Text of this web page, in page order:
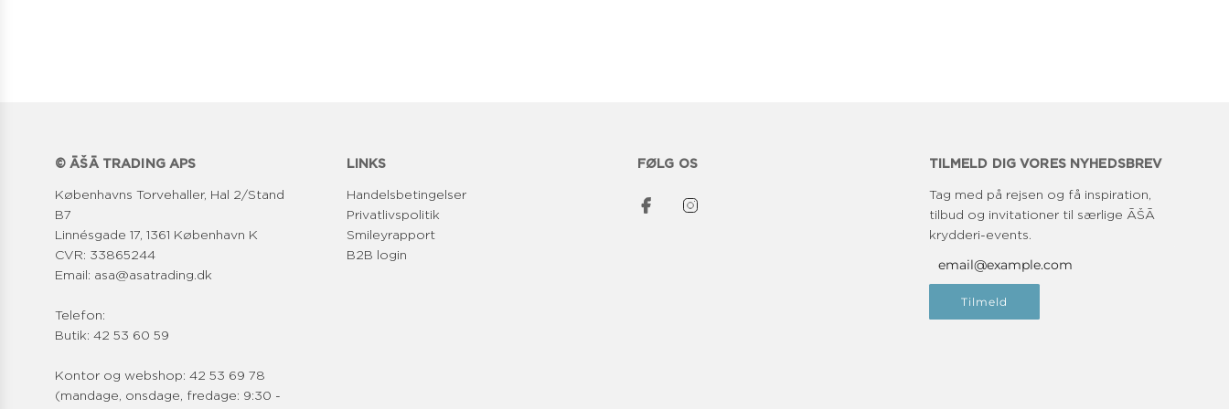
© ĀŠĀ TRADING APS
Københavns Torvehaller, Hal 2/Stand
B7
Linnésgade 17, 1361 København K
CVR: 33865244
Email: asa@asatrading.dk
Telefon:
Butik: 42 53 60 59
Kontor og webshop: 42 53 69 78
(mandage, onsdage, fredage: 9:30 -
LINKS
Handelsbetingelser
Privatlivspolitik
Smileyrapport
B2B login
FØLG OS TILMELD DIG VORES NYHEDSBREV
Tag med på rejsen og få inspiration,
tilbud og invitationer til særlige ĀŠĀ
krydderi-events.
Tilmeld